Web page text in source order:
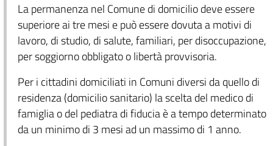
La permanenza nel Comune di domicilio deve essere
superiore ai tre mesi e può essere dovuta a motivi di
lavoro, di studio, di salute, familiari, per disoccupazione,
per soggiorno obbligato o libertà provvisoria.
Per i cittadini domiciliati in Comuni diversi da quello di
residenza (domicilio sanitario) la scelta del medico di
famiglia o del pediatra di fiducia è a tempo determinato
da un minimo di 3 mesi ad un massimo di 1 anno.